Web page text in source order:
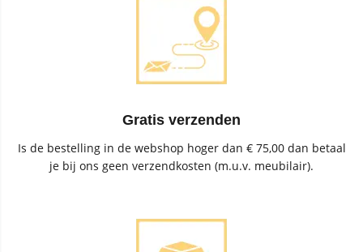
Gratis verzenden
Is de bestelling in de webshop hoger dan € 75,00 dan betaal
je bij ons geen verzendkosten (m.u.v. meubilair).